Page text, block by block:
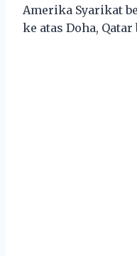
Amerika Syarikat
ke atas Doha,